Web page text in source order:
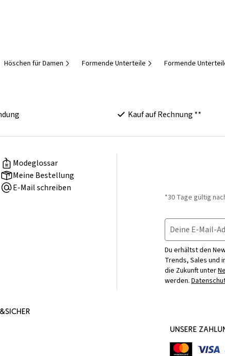
Höschen für Damen Formende Unterteile Formende
Kauf auf Rechnung **
Modeglossar
Meine Bestellung
E-Mail schreiben
*30 Tage gültig
Deine E-Mail-
Du erhältst den
Trends, Sales und
die Zukunft unter
werden.
UNSERE